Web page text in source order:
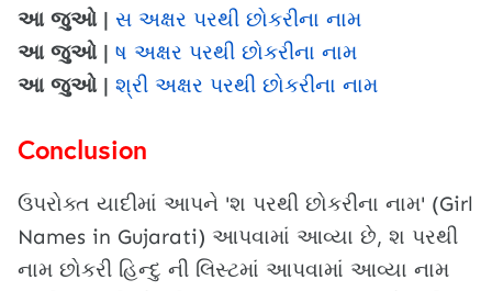
આ જુઓ | સ અક્ષર પરથી છોકરીના નામ
આ જુઓ | ષ અક્ષર પરથી છોકરીના નામ
આ જુઓ | શ્રી અક્ષર પરથી છોકરીના નામ
Conclusion
ઉપરોક્ત યાદીમાં આપને 'શ પરથી છોકરીના નામ' (Girl
Names in Gujarati) આપવામાં આવ્યા છે, શ પરથી
નામ છોકરી હિન્દુ ની લિસ્ટમાં આપવામાં આવ્યા નામ